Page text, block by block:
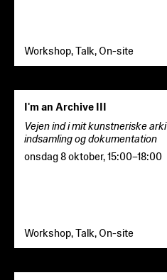
Workshop, Talk, On-site
I'm an Archive III
Vejen ind i mit kunstneriske
indsamling og dokumentation
onsdag 8 oktober,15:00–18:00
Workshop, Talk, On-site